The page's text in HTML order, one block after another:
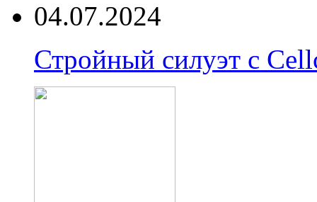
04.07.2024
Стройный силуэт с